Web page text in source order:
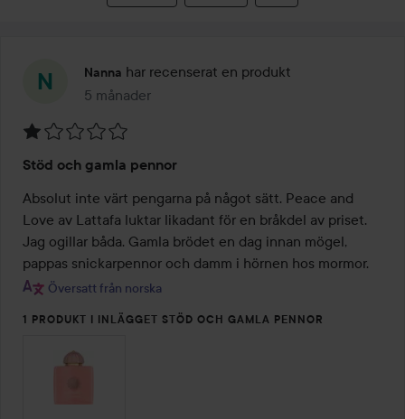
Nanna har recenserat en produkt
5 månader
Inlägget skapades 5 månader
1
av
5
Stöd och gamla pennor
Absolut inte värt pengarna på något sätt. Peace and
Love av Lattafa luktar likadant för en bråkdel av priset.
Jag ogillar båda. Gamla brödet en dag innan mögel,
pappas snickarpennor och damm i hörnen hos mormor.
Översatt från norska
1 PRODUKT I INLÄGGET STÖD OCH GAMLA PENNOR